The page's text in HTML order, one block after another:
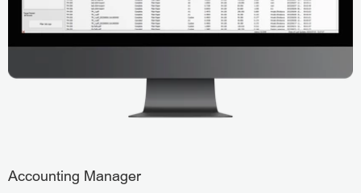
Accounting Manager